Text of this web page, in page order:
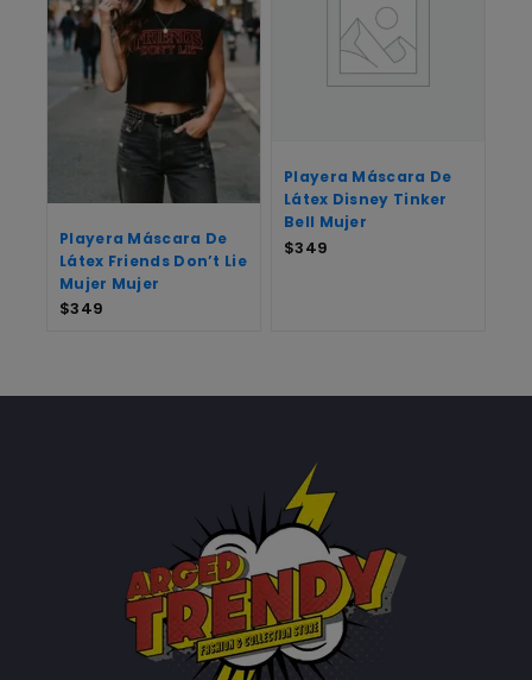
Playera Máscara De
Látex Friends Don’t Lie
Mujer Mujer
$349
Playera Máscara De
Látex Disney Tinker
Bell Mujer
$349